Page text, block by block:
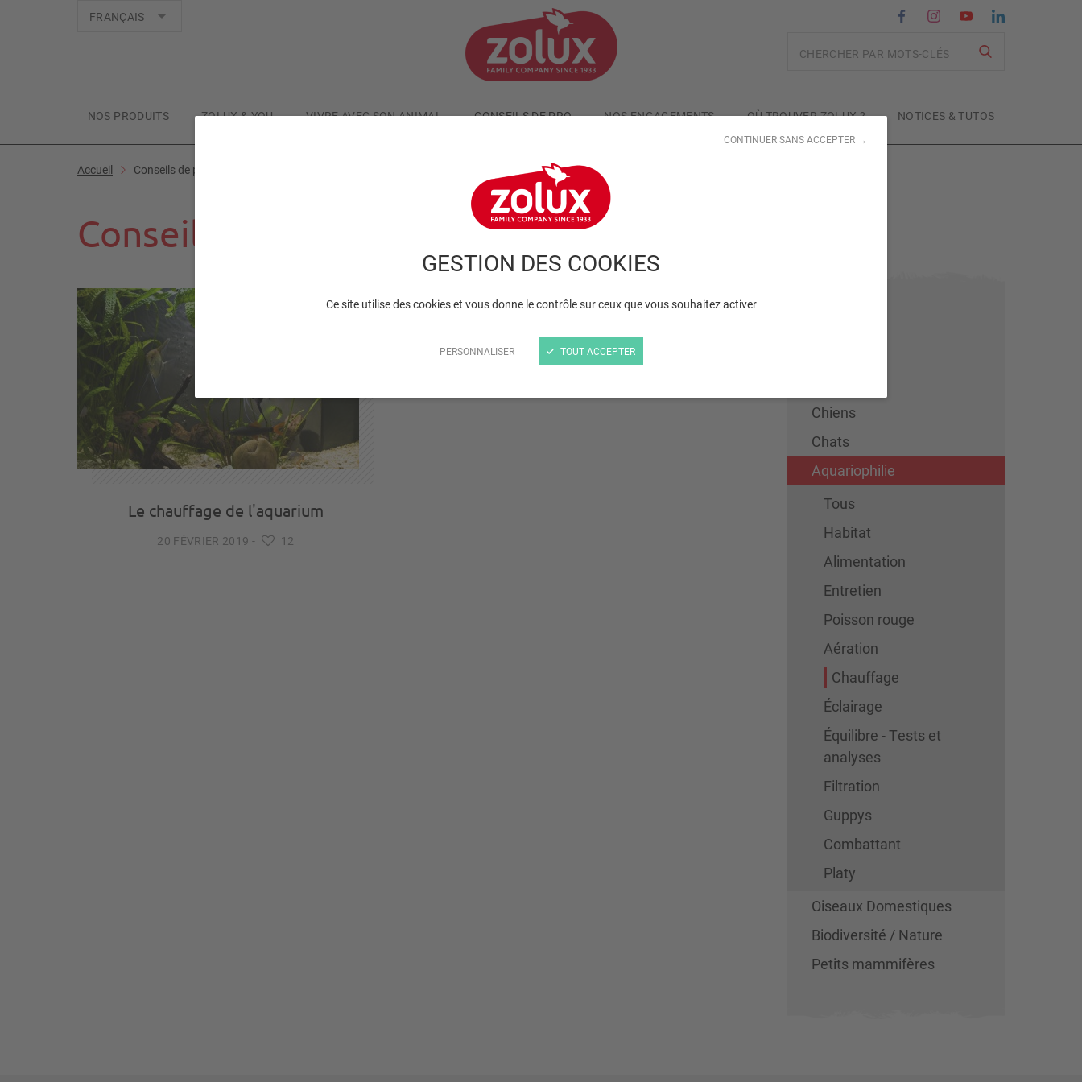
GESTION DES COOKIES
Ce site utilise des cookies et vous donne le contrôle sur ceux que vous souhaitez activer
PERSONNALISER
CONTINUER SANS ACCEPTER →
TOUT ACCEPTER
NOS PRODUITS ZOLUX & YOU VIVRE AVEC SON ANIMAL CONSEILS DE PRO NOS ENGAGEMENTS OÙ TROUVER ZOLUX ? NOTICES & TUTOS
Langues
FRANÇAIS
Accueil Conseils de pro
Conseils de pro
Le chauffage de l'aquarium
20 FÉVRIER 2019 - 12
Chiens
Chats
Aquariophilie
Tous
Habitat
Alimentation
Entretien
Poisson rouge
Aération
Chauffage
Éclairage
Équilibre - Tests et
analyses
Filtration
Guppys
Combattant
Platy
Oiseaux Domestiques
Biodiversité / Nature
Petits mammifères